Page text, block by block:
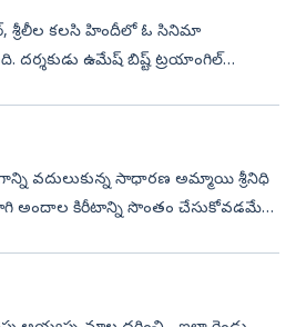
శ్రీలీల కలసి హిందీలో ఓ సినిమా
దర్శకుడు ఉమేష్‌ బిష్ట్‌ ట్రయాంగిల్‌
వదులుకున్న సాధారణ అమ్మాయి శ్రీనిధి
సాగి అందాల కిరీటాన్ని సొంతం చేసుకోవడమే